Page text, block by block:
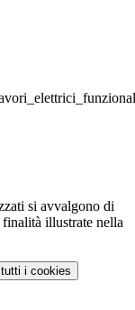
si avvalgono di
illustrate nella
i cookies